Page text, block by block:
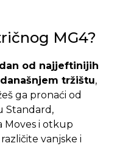
MG4?
od najjeftinijih
tržištu,
ga pronaći od
Standard,
Moves i otkup
vanjske i